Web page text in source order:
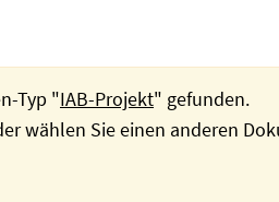
Typ "IAB-Projekt" gefunden.
wählen Sie einen anderen